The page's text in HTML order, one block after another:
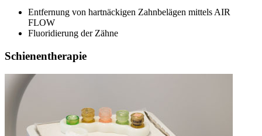
Entfernung von hartnäckigen Zahnbelägen mittels AIR
FLOW
Fluoridierung der Zähne
Schienentherapie